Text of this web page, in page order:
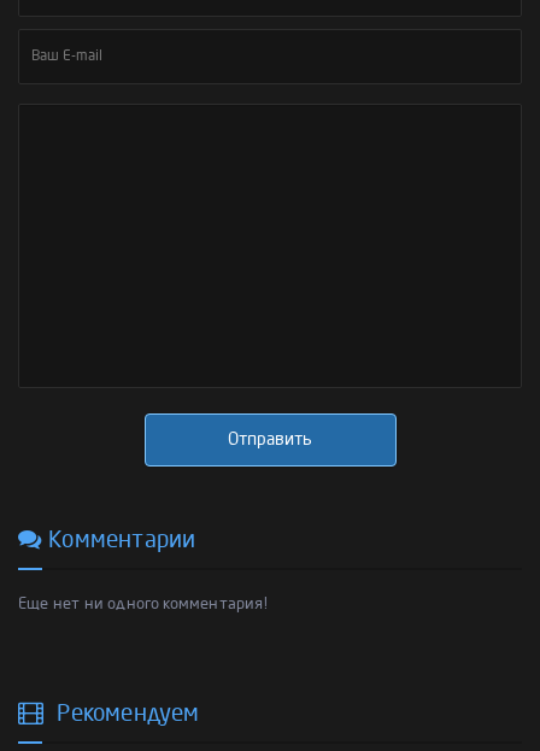
Отправить
Комментарии
Еще нет ни одного комментария!
Рекомендуем